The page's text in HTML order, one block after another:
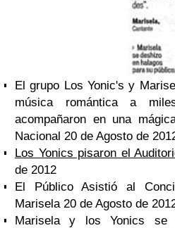
El grupo Los Yonic's y
música romántica a
acompañaron en una
Nacional 20 de Agosto de
Los Yonics pisaron el
de 2012
El Público Asistió al
Marisela 20 de Agosto de
Marisela y los Yonics se